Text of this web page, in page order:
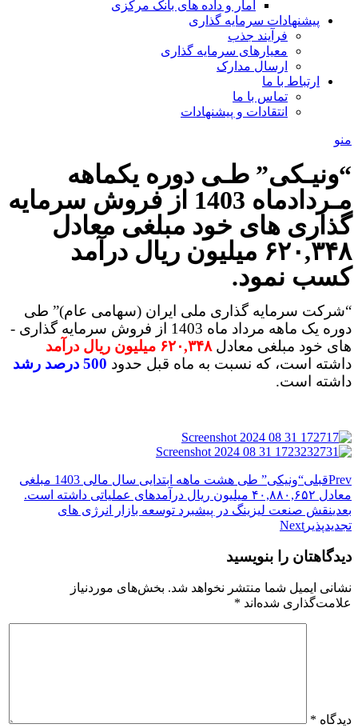
آمار و داده های بانک مرکزی
پیشنهادات سرمایه گذاری
فرآیند جذب
معیارهای سرمایه گذاری
ارسال مدارک
ارتباط با ما
تماس با ما
انتقادات و پیشنهادات
منو
“ونیـکی” طـی دوره یکماهه
مـردادماه 1403 از فروش سرمایه
گذاری های خود مبلغی معادل
۶۲۰,۳۴۸ میلیون ریال درآمد
کسب نمود.
“شرکت سرمایه ­گذاری ملی ایران (سهامی عام)” طی
دوره یک ماهه مرداد ماه 1403 از فروش سرمایه­ گذاری ­
های خود مبلغی معادل
داشته است، که نسبت به ماه قبل حدود 500 درصد رشد
داشته است.
Prevقبلی
“ونیکی” طی هشت ماهه ابتدایی سال مالی 1403 مبلغی
معادل ۴۰,۸۸۰,۶۵۲ میلیون ریال درآمدهای عملیاتی داشته است.
بعدینقش صنعت لیزینگ در پیشبرد توسعه بازار انرژی های
تجدیدپذیر Next
دیدگاهتان را بنویسید
نشانی ایمیل شما منتشر نخواهد شد. بخش‌های موردنیاز
علامت‌گذاری شده‌اند *
دیدگاه *